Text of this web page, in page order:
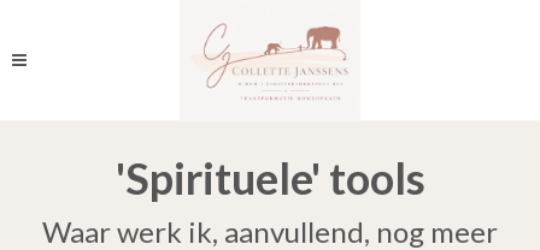
'Spirituele' tools
Waar werk ik, aanvullend, nog meer